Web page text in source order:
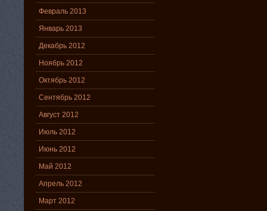
Февраль 2013
Январь 2013
Декабрь 2012
Ноябрь 2012
Октябрь 2012
Сентябрь 2012
Август 2012
Июль 2012
Июнь 2012
Май 2012
Апрель 2012
Март 2012